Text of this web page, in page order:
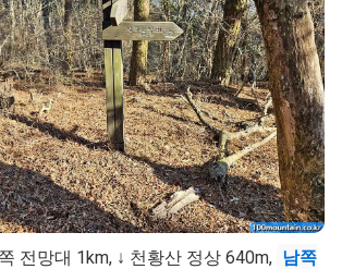
전망대 1km, ↓ 천황산 정상 640m, 남쪽